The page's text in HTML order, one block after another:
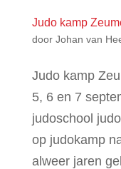
Judo kamp
door Johan van
Judo kamp
5, 6 en 7
judoschool
op judokamp
alweer jaren